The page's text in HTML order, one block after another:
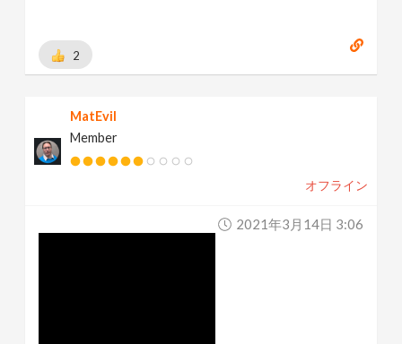
2
MatEvil
Member
オフライン
2021年3月14日 3:06